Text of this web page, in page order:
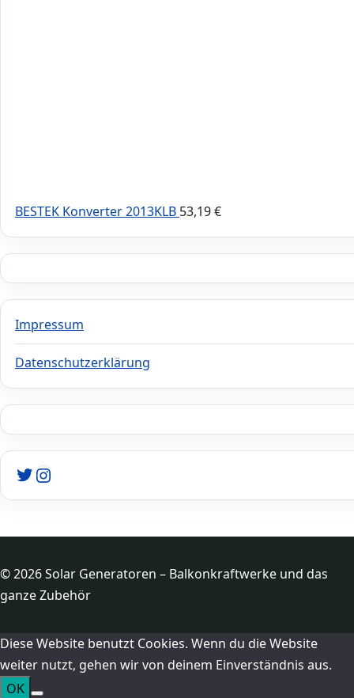
BESTEK Konverter 2013KLB 53,19€
Impressum
Datenschutzerklärung
Twitter
Instagram
© 2026 Solar Generatoren – Balkonkraftwerke und das
ganze Zubehör
Diese Website benutzt Cookies. Wenn du die Website
weiter nutzt, gehen wir von deinem Einverständnis aus.
OK